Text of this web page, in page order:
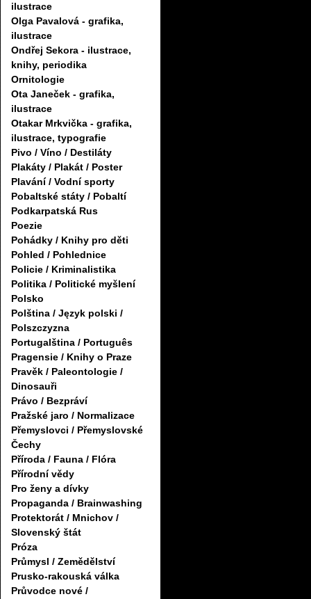
ilustrace
Olga Pavalová - grafika,
ilustrace
Ondřej Sekora - ilustrace,
knihy, periodika
Ornitologie
Ota Janeček - grafika,
ilustrace
Otakar Mrkvička - grafika,
ilustrace, typografie
Pivo / Víno / Destiláty
Plakáty / Plakát / Poster
Plavání / Vodní sporty
Pobaltské státy / Pobaltí
Podkarpatská Rus
Poezie
Pohádky / Knihy pro děti
Pohled / Pohlednice
Policie / Kriminalistika
Politika / Politické myšlení
Polsko
Polština / Język polski /
Polszczyzna
Portugalština / Português
Pragensie / Knihy o Praze
Pravěk / Paleontologie /
Dinosauři
Právo / Bezpráví
Pražské jaro / Normalizace
Přemyslovci / Přemyslovské
Čechy
Příroda / Fauna / Flóra
Přírodní vědy
Pro ženy a dívky
Propaganda / Brainwashing
Protektorát / Mnichov /
Slovenský štát
Próza
Průmysl / Zemědělství
Prusko-rakouská válka
Průvodce nové /